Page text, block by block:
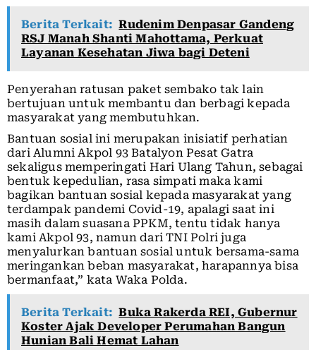
Berita Terkait: Rudenim Denpasar Gandeng
RSJ Manah Shanti Mahottama, Perkuat
Layanan Kesehatan Jiwa bagi Deteni
Penyerahan ratusan paket sembako tak lain
bertujuan untuk membantu dan berbagi kepada
masyarakat yang membutuhkan.
Bantuan sosial ini merupakan inisiatif perhatian
dari Alumni Akpol 93 Batalyon Pesat Gatra
sekaligus memperingati Hari Ulang Tahun, sebagai
bentuk kepedulian, rasa simpati maka kami
bagikan bantuan sosial kepada masyarakat yang
terdampak pandemi Covid-19, apalagi saat ini
masih dalam suasana PPKM, tentu tidak hanya
kami Akpol 93, namun dari TNI Polri juga
menyalurkan bantuan sosial untuk bersama-sama
meringankan beban masyarakat, harapannya bisa
bermanfaat,” kata Waka Polda.
Berita Terkait: Buka Rakerda REI, Gubernur
Koster Ajak Developer Perumahan Bangun
Hunian Bali Hemat Lahan